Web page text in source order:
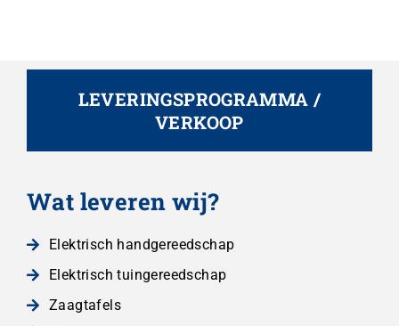
LEVERINGSPROGRAMMA /
VERKOOP
Wat leveren wij?
Elektrisch handgereedschap
Elektrisch tuingereedschap
Zaagtafels